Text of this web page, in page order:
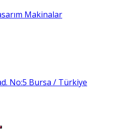
Makinalar
No:5 Bursa / Türkiye